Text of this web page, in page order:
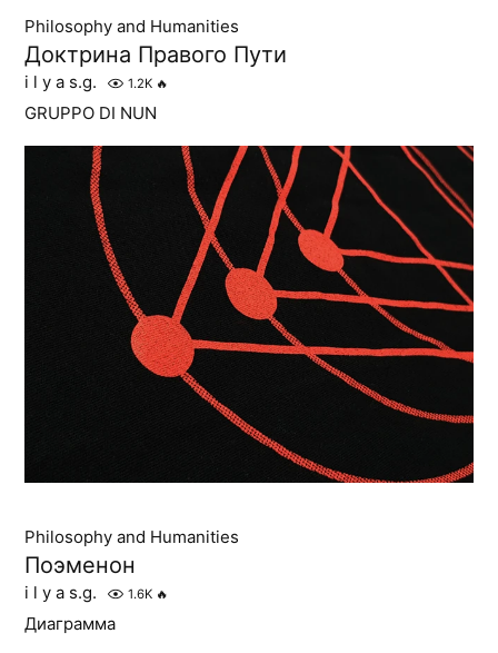
Philosophy and Humanities
Доктрина Правого Пути
i l y a s.g. 1.2K 🔥
GRUPPO DI NUN
Philosophy and Humanities
Поэменон
i l y a s.g. 1.6K 🔥
Диаграмма